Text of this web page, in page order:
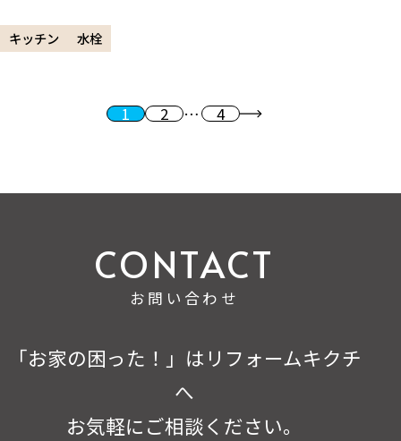
キッチン 水栓
投稿のページ送り1 2 … 4 次へ
お問い合わせ
「お家の困った！」はリフォームキクチ
へ
お気軽にご相談ください。